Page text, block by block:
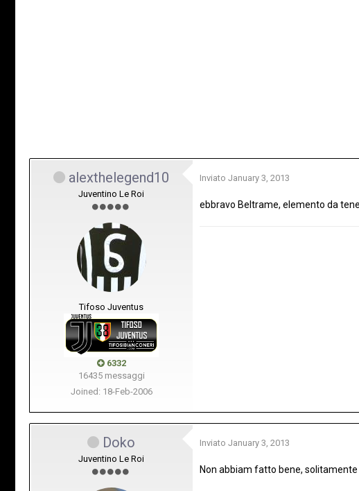
alexthelegend10
Juventino Le Roi
Tifoso Juventus
6332
16435 messaggi
Joined: 18-Feb-2006
Inviato January 3, 2013
ebbravo Beltrame, elemento da
Doko
Juventino Le Roi
Inviato January 3, 2013
Non abbiam fatto bene,